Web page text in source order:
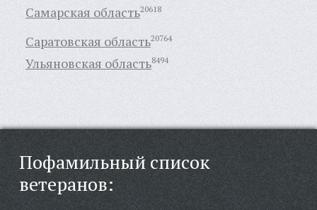
Самарская область20618
Саратовская область20764
Ульяновская область8494
Пофамильный список
ветеранов: